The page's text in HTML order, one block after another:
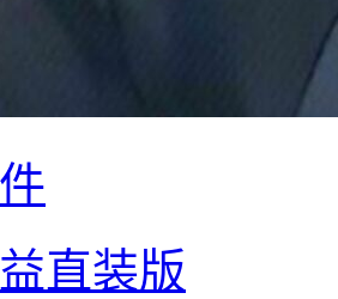
直装版